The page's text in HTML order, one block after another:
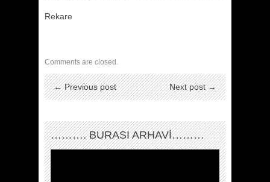
Rekare
Comments are closed.
← Previous post Next post →
………. BURASI ARHAVİ………